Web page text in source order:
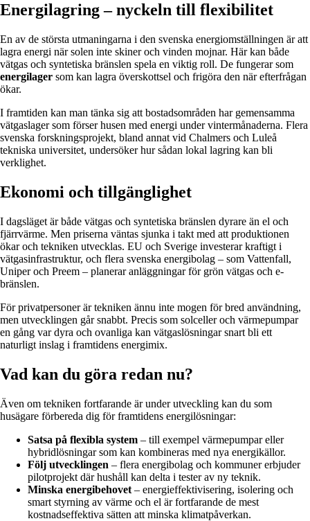
Energilagring – nyckeln till flexibilitet
En av de största utmaningarna i den svenska energiomställningen är att
lagra energi när solen inte skiner och vinden mojnar. Här kan både
vätgas och syntetiska bränslen spela en viktig roll. De fungerar som
energilager som kan lagra överskottsel och frigöra den när efterfrågan
ökar.
I framtiden kan man tänka sig att bostadsområden har gemensamma
vätgaslager som förser husen med energi under vintermånaderna. Flera
svenska forskningsprojekt, bland annat vid Chalmers och Luleå
tekniska universitet, undersöker hur sådan lokal lagring kan bli
verklighet.
Ekonomi och tillgänglighet
I dagsläget är både vätgas och syntetiska bränslen dyrare än el och
fjärrvärme. Men priserna väntas sjunka i takt med att produktionen
ökar och tekniken utvecklas. EU och Sverige investerar kraftigt i
vätgasinfrastruktur, och flera svenska energibolag – som Vattenfall,
Uniper och Preem – planerar anläggningar för grön vätgas och e-
bränslen.
För privatpersoner är tekniken ännu inte mogen för bred användning,
men utvecklingen går snabbt. Precis som solceller och värmepumpar
en gång var dyra och ovanliga kan vätgaslösningar snart bli ett
naturligt inslag i framtidens energimix.
Vad kan du göra redan nu?
Även om tekniken fortfarande är under utveckling kan du som
husägare förbereda dig för framtidens energilösningar:
Satsa på flexibla system – till exempel värmepumpar eller
hybridlösningar som kan kombineras med nya energikällor.
Följ utvecklingen – flera energibolag och kommuner erbjuder
pilotprojekt där hushåll kan delta i tester av ny teknik.
Minska energibehovet – energieffektivisering, isolering och
smart styrning av värme och el är fortfarande de mest
kostnadseffektiva sätten att minska klimatpåverkan.